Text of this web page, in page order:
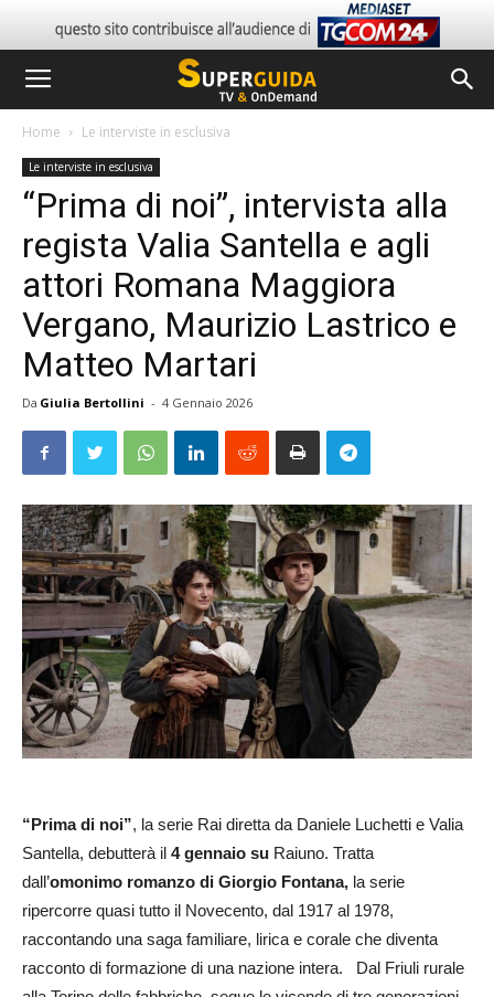
Home Le interviste in esclusiva
Le interviste in esclusiva
“Prima di noi”, intervista alla
regista Valia Santella e agli
attori Romana Maggiora
Vergano, Maurizio Lastrico e
Matteo Martari
Da Giulia Bertollini - 4 Gennaio 2026
“Prima di noi”, la serie Rai diretta da Daniele Luchetti e Valia
Santella, debutterà il 4 gennaio su Raiuno. Tratta
dall’omonimo romanzo di Giorgio Fontana, la serie
ripercorre quasi tutto il Novecento, dal 1917 al 1978,
raccontando una saga familiare, lirica e corale che diventa
racconto di formazione di una nazione intera. Dal Friuli rurale